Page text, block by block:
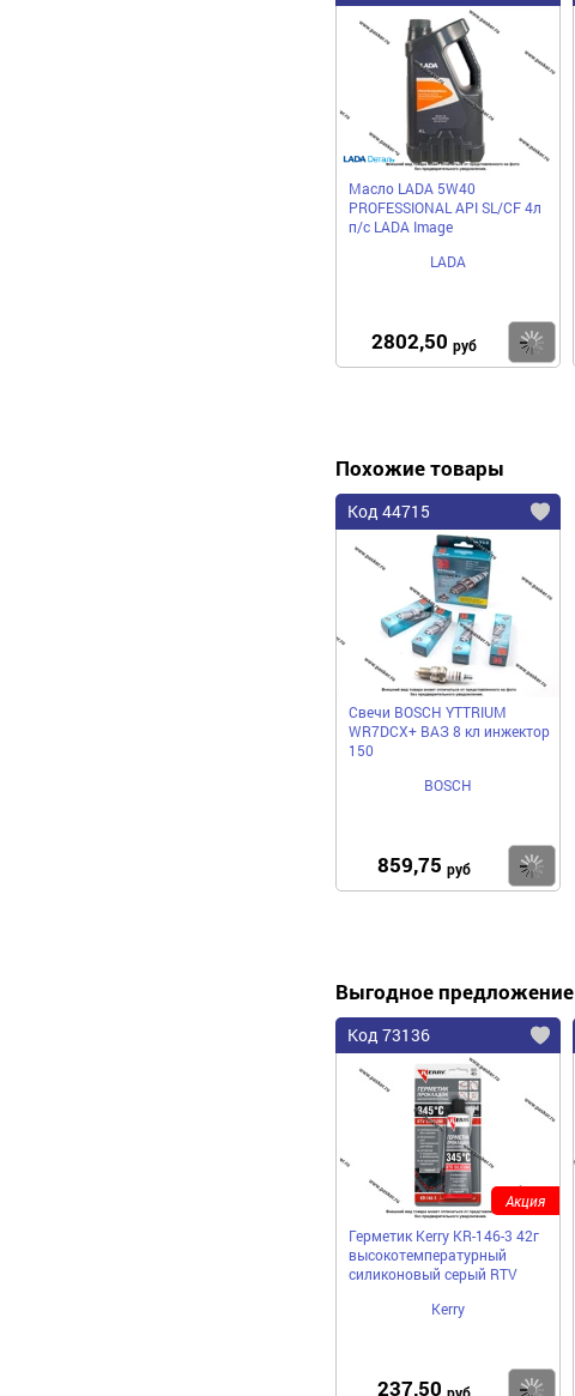
Масло LADA 5W40
PROFESSIONAL API SL/CF 4л
п/с LADA Image
LADA
2802,50 руб
Похожие товары
Код 44715
Свечи BOSCH YTTRIUM
WR7DCX+ ВАЗ 8 кл инжектор
150
BOSCH
859,75 руб
Выгодное предложение
Код 73136
Герметик Kerry KR-146-3 42г
высокотемпературный
силиконовый серый RTV
Kerry
237,50
Акция